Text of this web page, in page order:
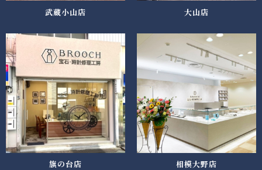
武蔵小山店 大山店
旗の台店 相模大野店